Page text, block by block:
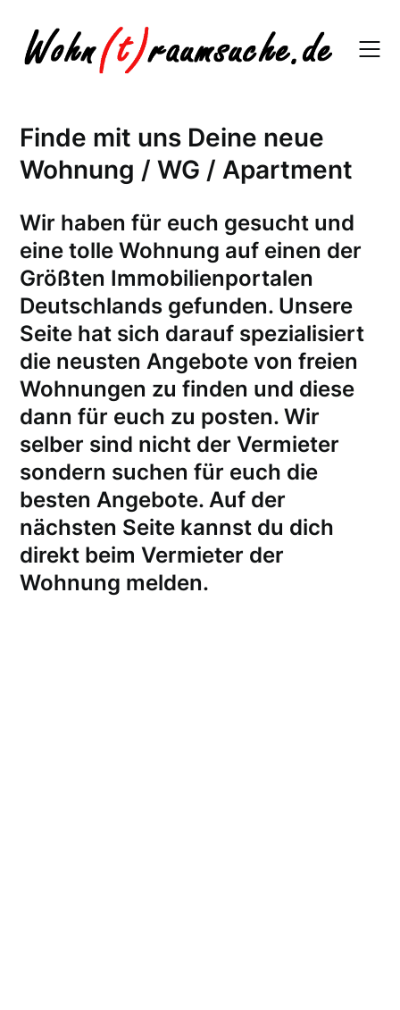
content
Finde mit uns Deine neue
Wohnung / WG / Apartment
Wir haben für euch gesucht und
eine tolle Wohnung auf einen der
Größten Immobilienportalen
Deutschlands gefunden. Unsere
Seite hat sich darauf spezialisiert
die neusten Angebote von freien
Wohnungen zu finden und diese
dann für euch zu posten. Wir
selber sind nicht der Vermieter
sondern suchen für euch die
besten Angebote. Auf der
nächsten Seite kannst du dich
direkt beim Vermieter der
Wohnung melden.